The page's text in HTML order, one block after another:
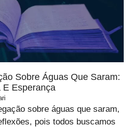
Sobre Águas Que Saram:
E Esperança
sobre águas que saram,
pois todos buscamos